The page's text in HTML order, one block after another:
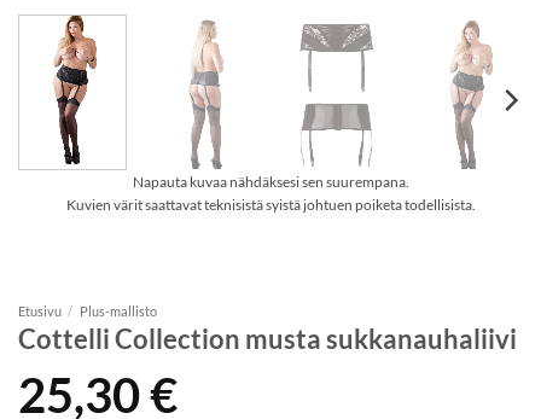
Napauta kuvaa nähdäksesi sen suurempana.
Kuvien värit saattavat teknisistä syistä johtuen poiketa todellisista.
Etusivu / Plus-mallisto
Cottelli Collection musta sukkanauhaliivi
25,30€